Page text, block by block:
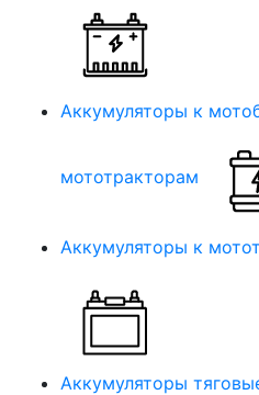
Аккумуляторы к
мототракторам
Аккумуляторы к
Аккумуляторы